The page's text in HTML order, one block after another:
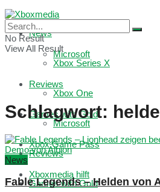
Microsoft
Reviews
Games with Gold
Xbox Game Pass
Xboxmedia hilft
News
Xbox Series X
Xbox One
Microsoft
Reviews
Games with Gold
No Result
View All Result
Schlagwort:
News
Fable Legends – Helden von